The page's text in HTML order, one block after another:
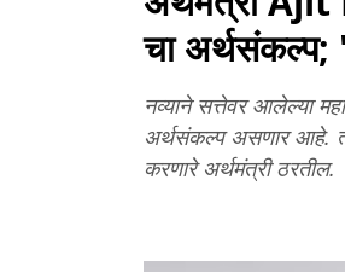
चा अर्थसंकल्प;
नव्याने सत्तेवर आलेल्या
अर्थसंकल्प असणार आहे.
करणारे अर्थमंत्री ठरतील.